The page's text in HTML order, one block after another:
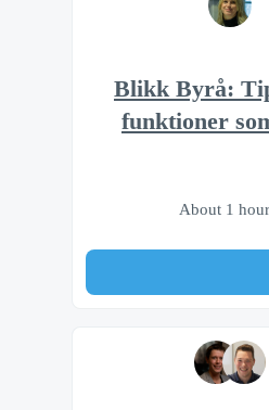
Blikk Byrå:
funktioner
About 1 hour